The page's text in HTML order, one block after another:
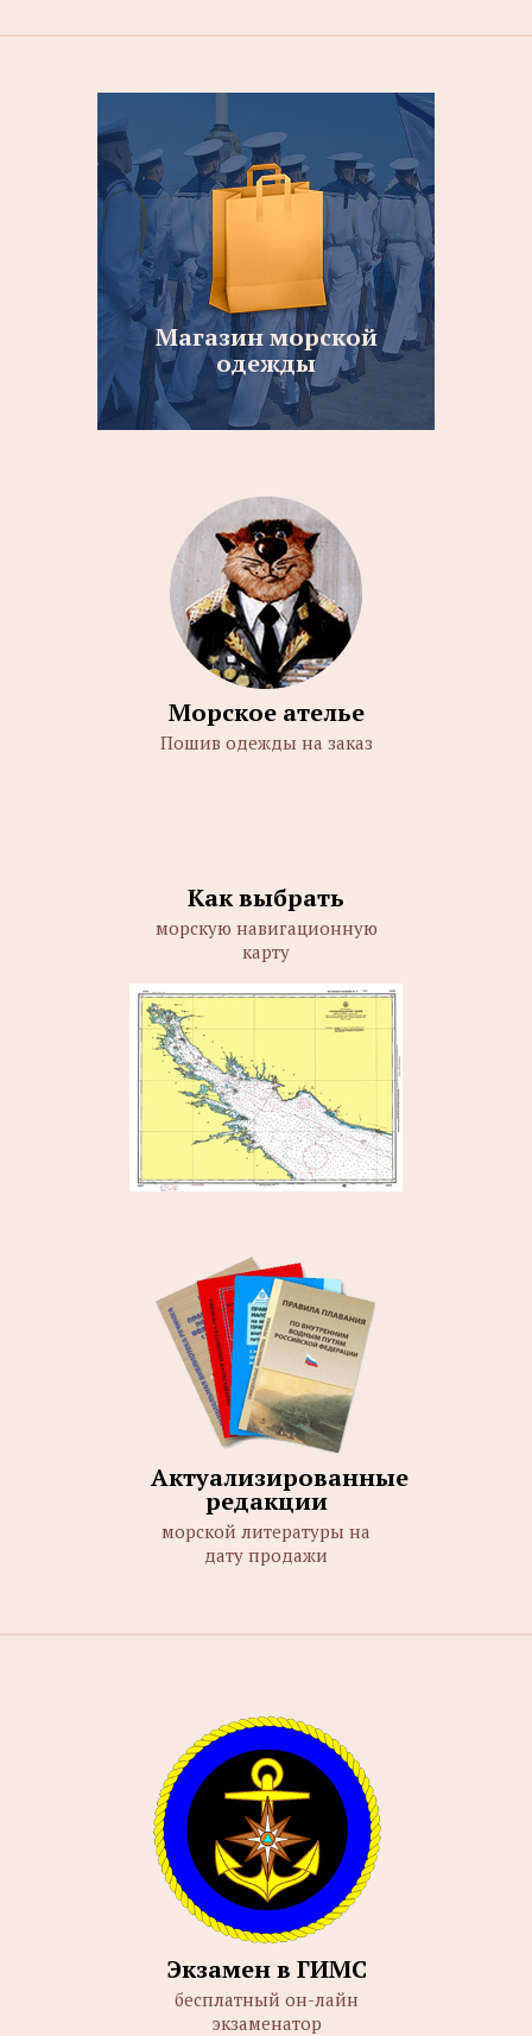
Магазин морской
одежды
Морское ателье
Пошив одежды на заказ
Как выбрать
морскую навигационную
карту
Актуализированные
редакции
морской литературы на
дату продажи
Экзамен в ГИМС
бесплатный он-лайн
экзаменатор